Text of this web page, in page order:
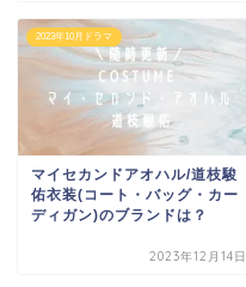
2023年10月ドラマ
マイセカンドアオハル/道枝駿
佑衣装(コート・バッグ・カー
ディガン)のブランドは？
2023年12月14日